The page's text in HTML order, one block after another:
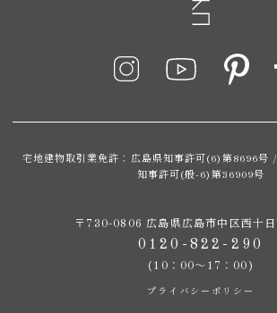
宅地建物取引業免許：広島県知事許可(6)第8696号
知事許可(般-6)第36909号
〒730-0806 広島県広島市中区西十
0120-822-290
(10：00～17：00)
プライバシーポリシー